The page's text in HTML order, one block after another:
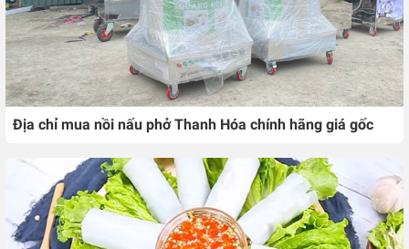
Địa chỉ mua nồi nấu phở Thanh Hóa chính hãng giá gốc